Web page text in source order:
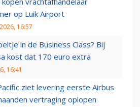
op Luik Airport
16:57
in de Business Class? Bij
kost dat 170 euro extra
16:41
ziet levering eerste Airbus
vertraging oplopen